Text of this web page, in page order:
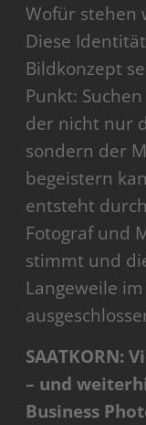
Wofür stehen
Diese
Bildkonzept
Punkt:
der nicht nur
sondern der
begeistern
entsteht
Fotograf und
stimmt und
Langeweile
SAATKORN:
– und
Business